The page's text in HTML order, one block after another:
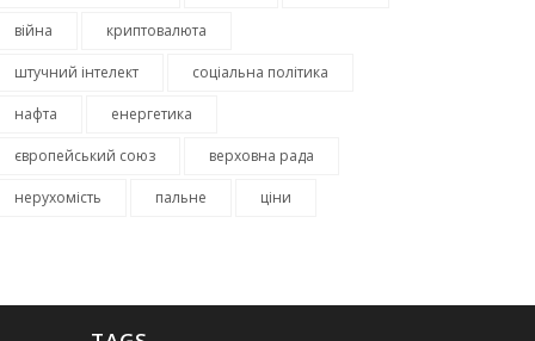
війна криптовалюта
штучний інтелект соціальна політика
нафта енергетика
європейський союз верховна рада
нерухомість пальне ціни